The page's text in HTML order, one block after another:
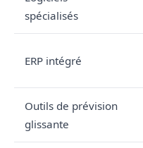
spécialisés
ERP intégré
Outils de prévision
glissante